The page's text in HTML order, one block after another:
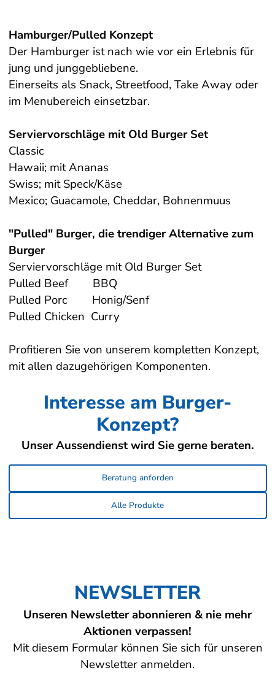
Fisch natur
Fisch paniert/im Teig
Meeresfrüchte
Patisserie
American Bakery
Muffins / Donuts
Snacks, Panini
Deliciel/Tatar
Pizza Margherita
Backwaren
Romers
Bertschi Backwaren
Gipfeli/Brote
Brötli/Sandwiches
Süsses/Desserts
Apéro/Snacks
Diverse Backwaren
Fredys Backwaren
Dinghartinger, Strudel
Kern & Sammet Backwaren
K&S Gipfeli/Brote
K&S Brötli/Sandwiches
K&S Süsses/Desserts
K&S Apéro&Snacks
Liefertouren
Galerie
Downloads
Datenschutz
Hamburger/Pulled Konzept
Der Hamburger ist nach wie vor ein Erlebnis für
jung und junggebliebene.
Einerseits als Snack, Streetfood, Take Away oder
im Menubereich einsetzbar.
Serviervorschläge mit Old Burger Set
Classic
Hawaii; mit Ananas
Swiss; mit Speck/Käse
Mexico; Guacamole, Cheddar, Bohnenmuus
"Pulled" Burger, die trendiger Alternative zum
Burger
Serviervorschläge mit Old Burger Set
Pulled Beef BBQ
Pulled Porc Honig/Senf
Pulled Chicken Curry
Profitieren Sie von unserem kompletten Konzept,
mit allen dazugehörigen Komponenten.
Interesse am Burger-
Konzept?
Unser Aussendienst wird Sie gerne beraten.
Beratung anforden
Alle Produkte
NEWSLETTER
Unseren Newsletter abonnieren & nie mehr
Aktionen verpassen!
Mit diesem Formular können Sie sich für unseren
Newsletter anmelden.